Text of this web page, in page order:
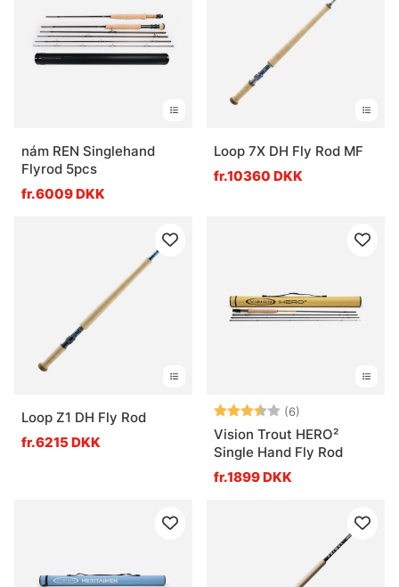
nám REN Singlehand
Flyrod 5pcs
fr.6009 DKK
Loop 7X DH Fly Rod MF
fr.10360 DKK
Loop Z1 DH Fly Rod
fr.6215 DKK
Vurdering: (6)
Vision Trout HERO²
Single Hand Fly Rod
fr.1899 DKK